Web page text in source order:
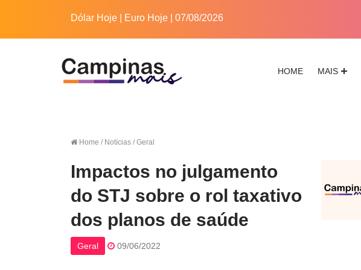
Dólar Hoje Euro Hoje | 07/08/2026
HOME MAIS
Home / Notícias / Geral
Impactos no julgamento
do STJ sobre o rol taxativo
dos planos de saúde
Geral 09/06/2022